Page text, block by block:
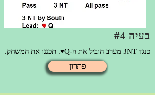
בעיה #4
כנגד 3NT מערב הוביל את ה-Q♥. תכננו את המשחק.
פתרון